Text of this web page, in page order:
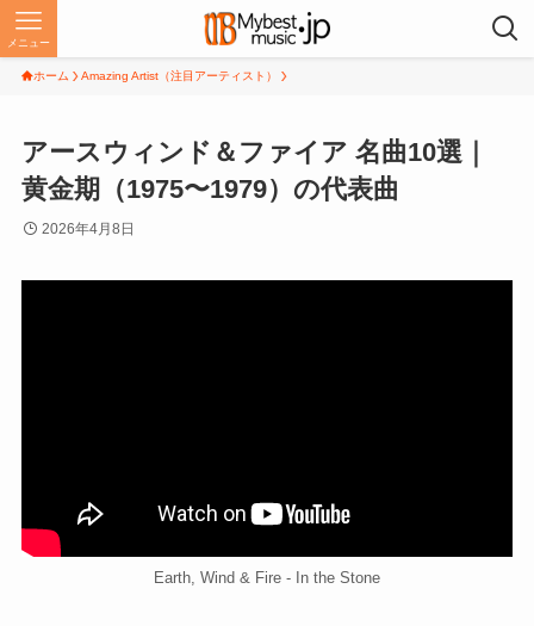
メニュー
ホーム Amazing Artist（注目アーティスト）
アースウィンド＆ファイア 名曲10選｜
黄金期（1975〜1979）の代表曲
2026年4月8日
Earth, Wind & Fire - In the Stone